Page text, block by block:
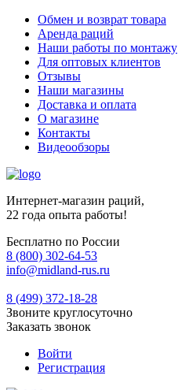
Обмен и возврат товара
Аренда раций
Наши работы по монтажу
Для оптовых клиентов
Отзывы
Наши магазины
Доставка и оплата
О магазине
Контакты
Видеообзоры
Интернет-магазин раций,
22 года опыта работы!
Бесплатно по России
8 (800) 302-64-53
info@midland-rus.ru
8 (499) 372-18-28
Звоните круглосуточно
Заказать звонок
Войти
Регистрация